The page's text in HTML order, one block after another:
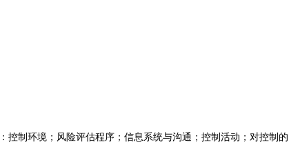
控制环境；风险评估程序；信息系统与沟通；控制活动；对控制的